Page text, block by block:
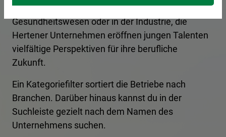
Fachkräfte an. Ob im Handwerk, im
Gesundheitswesen oder in der Industrie, die
Hertener Unternehmen eröffnen jungen Talenten
vielfältige Perspektiven für ihre berufliche
Zukunft.
Ein Kategoriefilter sortiert die Betriebe nach
Branchen. Darüber hinaus kannst du in der
Suchleiste gezielt nach dem Namen des
Unternehmens suchen.